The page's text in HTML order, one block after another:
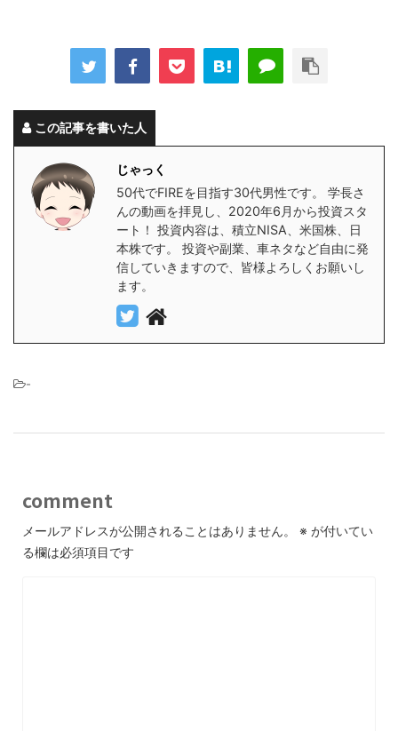
この記事を書いた人
じゃっく
50代でFIREを目指す30代男性です。 学長さ
んの動画を拝見し、2020年6月から投資スタ
ート！ 投資内容は、積立NISA、米国株、日
本株です。 投資や副業、車ネタなど自由に発
信していきますので、皆様よろしくお願いし
ます。
-
comment
メールアドレスが公開されることはありません。 ※ が付いてい
る欄は必須項目です